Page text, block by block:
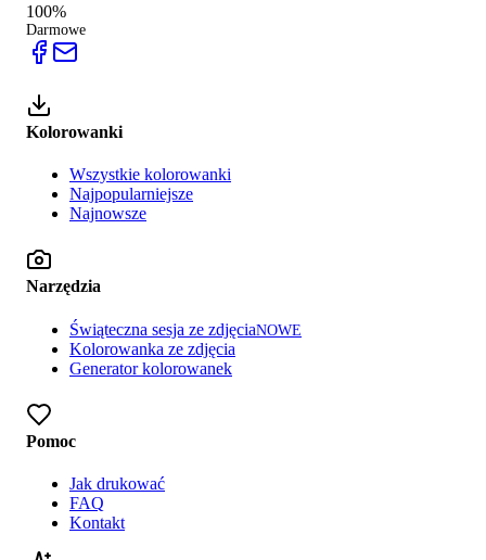
100%
Darmowe
Kolorowanki
Wszystkie kolorowanki
Najpopularniejsze
Najnowsze
Narzędzia
Świąteczna sesja ze zdjęciaNOWE
Kolorowanka ze zdjęcia
Generator kolorowanek
Pomoc
Jak drukować
FAQ
Kontakt